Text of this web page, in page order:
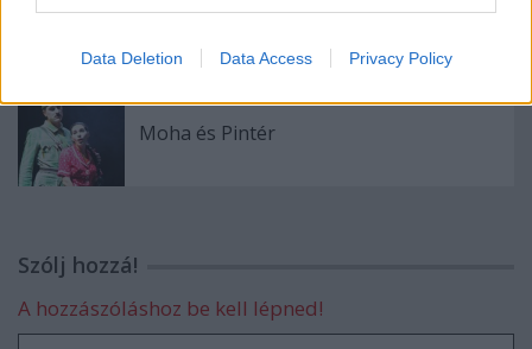
Data Deletion Data Access Privacy Policy
Öregem!
Moha és Pintér
Szólj hozzá!
A hozzászóláshoz be kell lépned!